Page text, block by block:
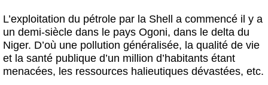
L’exploitation du pétrole par la Shell a commencé il y a
un demi-siècle dans le pays Ogoni, dans le delta du
Niger. D’où une pollution généralisée, la qualité de vie
et la santé publique d’un million d’habitants étant
menacées, les ressources halieutiques dévastées, etc.